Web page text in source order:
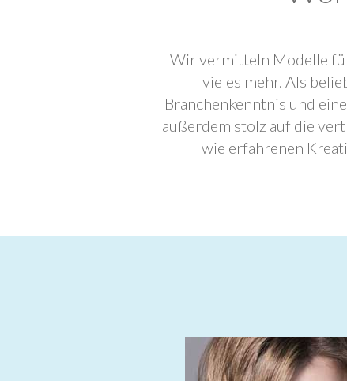
Wir vermitteln Modelle
vieles mehr. Als
Branchenkenntnis und
außerdem stolz auf die
wie erfahrenen